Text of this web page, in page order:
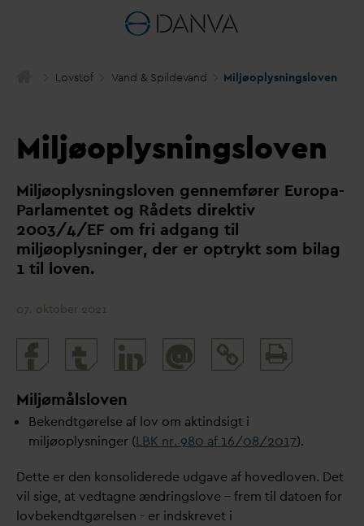
Lovstof Vand & Spildevand Miljøoplysningsloven
Miljøoplysningsloven
Miljøoplysningsloven gennemfører Europa-
Parlamentet og Rådets direktiv
2003/4/EF om fri adgang til
miljøoplysninger, der er optrykt som bilag
1 til loven.
07. oktober 2021
@
and
Miljømålsloven
Bekendtgørelse af lov om aktindsigt i
miljøoplysninger (LBK nr. 980 af 16/08/2017).
Dette er den konsoliderede udgave af hovedloven. Det
vil sige, at vedtagne ændringslove – frem til datoen for
lovbekendtgørelsen - er indskrevet i